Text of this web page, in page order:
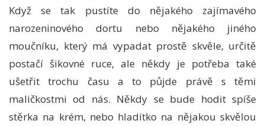
Když se tak pustíte do nějakého zajímavého
narozeninového dortu nebo nějakého jiného
moučníku, který má vypadat prostě skvěle, určitě
postačí šikovné ruce, ale někdy je potřeba také
ušetřit trochu času a to půjde právě s těmi
maličkostmi od nás. Někdy se bude hodit spíše
stěrka na krém, nebo hladítko na nějakou skvělou